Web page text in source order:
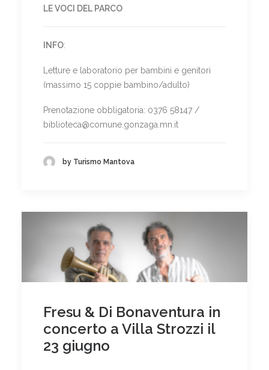
LE VOCI DEL PARCO
INFO:
Letture e laboratorio per bambini e genitori
(massimo 15 coppie bambino/adulto)
Prenotazione obbligatoria: 0376 58147 /
biblioteca@comune.gonzaga.mn.it
by Turismo Mantova
Fresu & Di Bonaventura in
concerto a Villa Strozzi il
23 giugno